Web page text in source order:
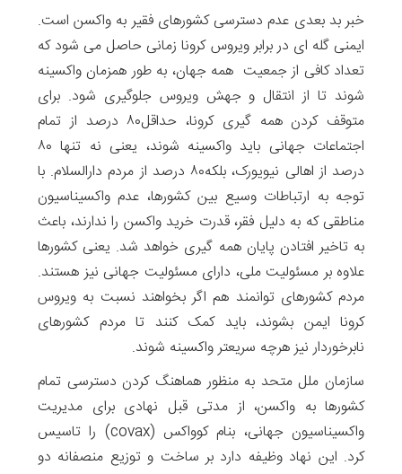
خبر بد بعدی عدم دسترسی کشورهای فقیر به واکسن است.
ایمنی گله ای در برابر ویروس کرونا زمانی حاصل می شود که
تعداد کافی از جمعیت همه جهان، به طور همزمان واکسینه
شوند تا از انتقال و جهش ویروس جلوگیری شود. برای
متوقف کردن همه گیری کرونا، حداقل۸۰ درصد از تمام
اجتماعات جهانی باید واکسینه شوند، یعنی نه تنها ۸۰
درصد از اهالی نیویورک، بلکه۸۰ درصد از مردم دارالسلام. با
توجه به ارتباطات وسیع بین کشورها، عدم واکسیناسیون
مناطقی که به دلیل فقر، قدرت خرید واکسن را ندارند، باعث
به تاخیر افتادن پایان همه گیری خواهد شد. یعنی کشورها
علاوه بر مسئولیت ملی، دارای مسئولیت جهانی نیز هستند.
مردم کشورهای توانمند هم اگر بخواهند نسبت به ویروس
کرونا ایمن بشوند، باید کمک کنند تا مردم کشورهای
نابرخوردار نیز هرچه سریعتر واکسینه شوند.
سازمان ملل متحد به منظور هماهنگ کردن دسترسی تمام
کشورها به واکسن، از مدتی قبل نهادی برای مدیریت
واکسیناسیون جهانی، بنام کوواکس (covax) را تاسیس
کرد. این نهاد وظیفه دارد بر ساخت و توزیع منصفانه‌ دو